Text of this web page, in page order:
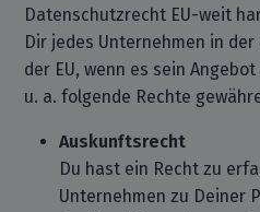
Datenschutzrecht EU-weit
Dir jedes Unternehmen in
der EU, wenn es sein
u. a. folgende Rechte
Auskunftsrecht
Du hast ein Recht zu
Unternehmen zu Deiner